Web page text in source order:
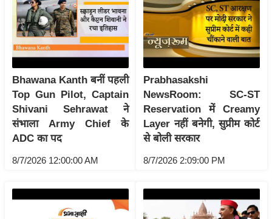
र्य
ट
न
स्थ
ल
फि
ट
ने
स
त्रा
ले
Bhawana Kanth बनीं पहली
Top Gun Pilot, Captain
Shivani Sehrawat ने
संभाला Army Chief के
ADC का पद
8/7/2026 12:00:00 AM
Prabhasakshi
NewsRoom: SC-ST
Reservation में Creamy
Layer नहीं बनेगी, सुप्रीम कोर्ट
से बोली सरकार
8/7/2026 2:09:00 PM